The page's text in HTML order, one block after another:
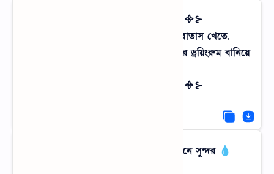
⊰᯽⊱┈─ ফানি এঙ্গেল ─┈⊰᯽⊱
শহরের মানুষ পার্কে গিয়ে লাইন দেয় বাতাস খেতে,
আর গ্রামের মানুষ পুরো আকাশটাকেই নিজের ড্রয়িংরুম বানিয়ে
⊰᯽⊱┈─ ফানি এঙ্গেল ─┈⊰᯽⊱
💧•°¯`••._.••`¯°•.💧 একাকীত্ব যেখানে সুন্দর 💧